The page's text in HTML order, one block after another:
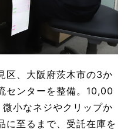
区、大阪府茨木市の3か
センターを整備。10,00
小なネジやクリップか
に至るまで、受託在庫を